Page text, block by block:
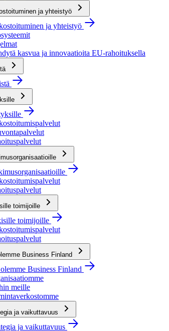
ja yhteistyö
ja yhteistyö
kasvua ja innovaatioita EU-rahoituksella
toimijoille
toimijoille
Business Finland
Business Finland
meille
ja vaikuttavuus
ja vaikuttavuus